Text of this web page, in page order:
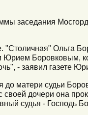
заседания
Ольга
Юрием Боровковым,
- заявил газете
до матери судьи
своей дочери она
судья - Господь